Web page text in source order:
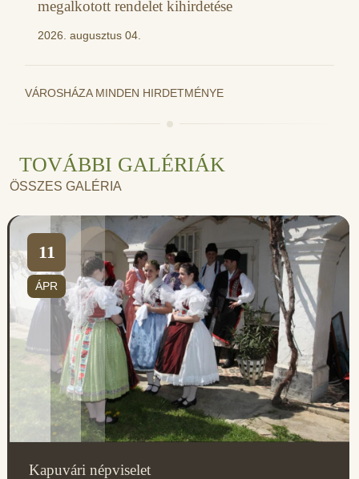
megalkotott rendelet kihirdetése
2026. augusztus 04.
VÁROSHÁZA MINDEN HIRDETMÉNYE
TOVÁBBI GALÉRIÁK
ÖSSZES GALÉRIA
11
ÁPR
Kapuvári népviselet